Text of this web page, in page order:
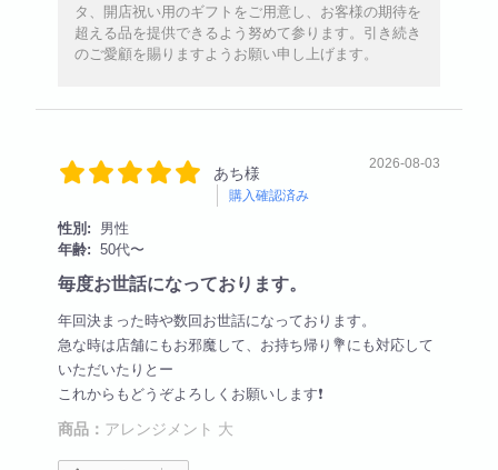
タ、開店祝い用のギフトをご用意し、お客様の期待を
超える品を提供できるよう努めて参ります。引き続き
のご愛顧を賜りますようお願い申し上げます。
あち様
購入確認済み
2026-08-03
性別:
男性
年齢: 50代〜
毎度お世話になっております。
年回決まった時や数回お世話になっております。
急な時は店舗にもお邪魔して、お持ち帰り💐にも対応して
いただいたりとー
これからもどうぞよろしくお願いします❗️
商品： アレンジメント 大